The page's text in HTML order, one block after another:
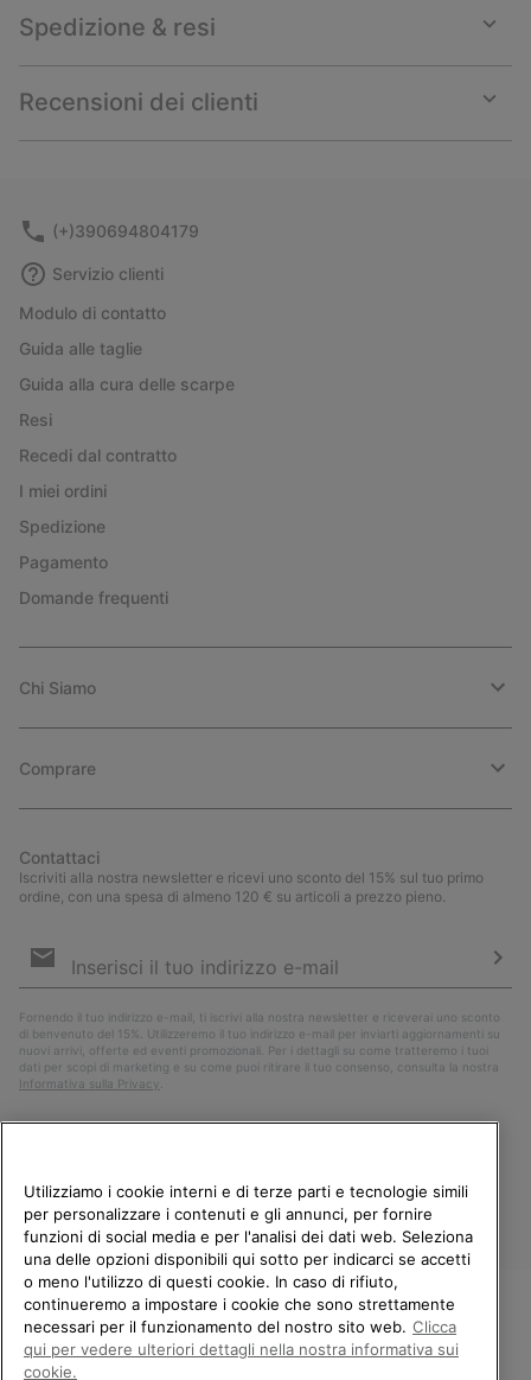
Spedizione & resi
or
Recensioni dei clienti
or
(+)390694804179
Servizio clienti
Modulo di contatto
Guida alle taglie
Guida alla cura delle scarpe
Resi
Recedi dal contratto
I miei ordini
Spedizione
Pagamento
Domande frequenti
Chi Siamo
Comprare
Contattaci
Iscriviti alla nostra newsletter e ricevi uno sconto del 15% sul tuo primo
ordine, con una spesa di almeno 120 € su articoli a prezzo pieno.
e-
Fornendo il tuo indirizzo e-mail, ti iscrivi alla nostra newsletter e riceverai uno sconto
di benvenuto del 15%. Utilizzeremo il tuo indirizzo e-mail per inviarti aggiornamenti su
nuovi arrivi, offerte ed eventi promozionali. Per i dettagli su come tratteremo i tuoi
dati per scopi di marketing e su come puoi ritirare il tuo consenso, consulta la nostra
Informativa sulla Privacy
Italia
©2026Columbia Sportswear Company. Avenue des Morgines, 12 1213
Petit-Lancy Switzerland. Tutti i diritti riservati.
BENVENUTO/A IN SOREL.
SELEZIONA IL TUO PAESE DI
Utilizziamo i cookie interni e di terze parti e tecnologie simili
per personalizzare i contenuti e gli annunci, per fornire
funzioni di social media e per l'analisi dei dati web. Seleziona
una delle opzioni disponibili qui sotto per indicarci se accetti
o meno l'utilizzo di questi cookie. In caso di rifiuto,
continueremo a impostare i cookie che sono strettamente
necessari per il funzionamento del nostro sito web. Clicca
qui per vedere ulteriori dettagli nella nostra informativa sui
cookie.